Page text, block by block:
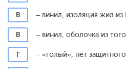
В – винил, изоляция жил из
В – винил, оболочка из
Г – «голый», нет